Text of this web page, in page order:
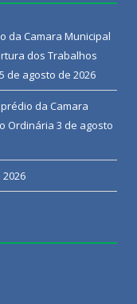
da Camara Municipal
dos Trabalhos
5 de agosto de 2026
da Camara
Ordinária 3 de agosto